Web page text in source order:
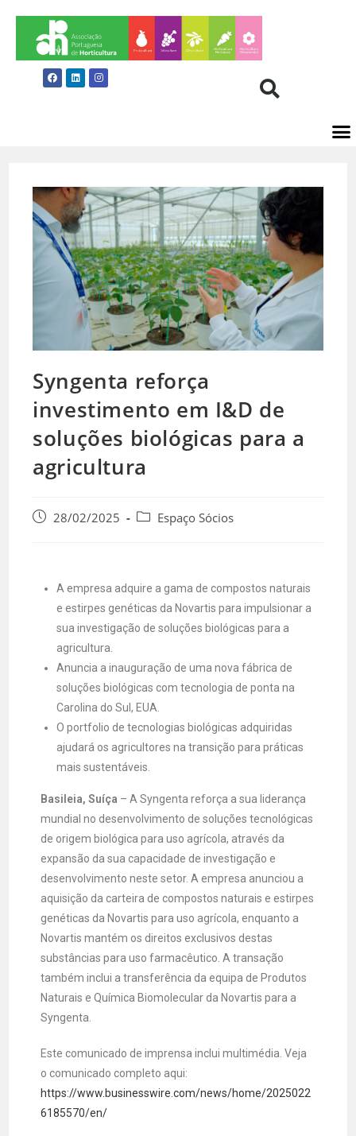
Syngenta reforça
investimento em I&D de
soluções biológicas para a
agricultura
28/02/2025 Espaço Sócios
A empresa adquire a gama de compostos naturais
e estirpes genéticas da Novartis para impulsionar a
sua investigação de soluções biológicas para a
agricultura.
Anuncia a inauguração de uma nova fábrica de
soluções biológicas com tecnologia de ponta na
Carolina do Sul, EUA.
O portfolio de tecnologias biológicas adquiridas
ajudará os agricultores na transição para práticas
mais sustentáveis.
Basileia, Suíça – A Syngenta reforça a sua liderança
mundial no desenvolvimento de soluções tecnológicas
de origem biológica para uso agrícola, através da
expansão da sua capacidade de investigação e
desenvolvimento neste setor. A empresa anunciou a
aquisição da carteira de compostos naturais e estirpes
genéticas da Novartis para uso agrícola, enquanto a
Novartis mantém os direitos exclusivos destas
substâncias para uso farmacêutico. A transação
também inclui a transferência da equipa de Produtos
Naturais e Química Biomolecular da Novartis para a
Syngenta.
Este comunicado de imprensa inclui multimédia. Veja
o comunicado completo aqui:
https://www.businesswire.com/news/home/2025022
6185570/en/